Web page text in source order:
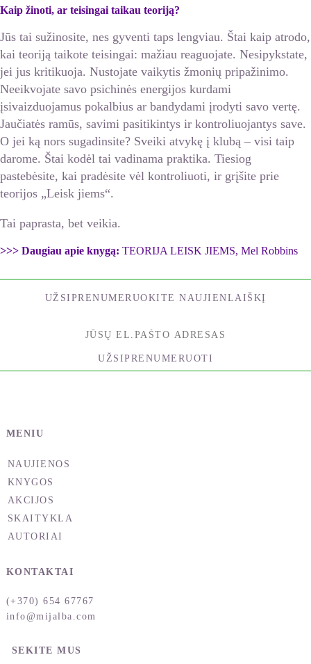
Kaip žinoti, ar teisingai taikau teoriją?
Jūs tai sužinosite, nes gyventi taps lengviau. Štai kaip atrodo,
kai teoriją taikote teisingai: mažiau reaguojate. Nesipykstate,
jei jus kritikuoja. Nustojate vaikytis žmonių pripažinimo.
Neeikvojate savo psichinės energijos kurdami
įsivaizduojamus pokalbius ar bandydami įrodyti savo vertę.
Jaučiatės ramūs, savimi pasitikintys ir kontroliuojantys save.
O jei ką nors sugadinsite? Sveiki atvykę į klubą – visi taip
darome. Štai kodėl tai vadinama praktika. Tiesiog
pastebėsite, kai pradėsite vėl kontroliuoti, ir grįšite prie
teorijos „Leisk jiems“.
Tai paprasta, bet veikia.
>>> Daugiau apie knygą: TEORIJA LEISK JIEMS, Mel Robbins
UŽSIPRENUMERUOKITE NAUJIENLAIŠKĮ
UŽSIPRENUMERUOTI
MENIU
NAUJIENOS
KNYGOS
AKCIJOS
SKAITYKLA
AUTORIAI
KONTAKTAI
(+370) 654 67767
info@mijalba.com
SEKITE MUS